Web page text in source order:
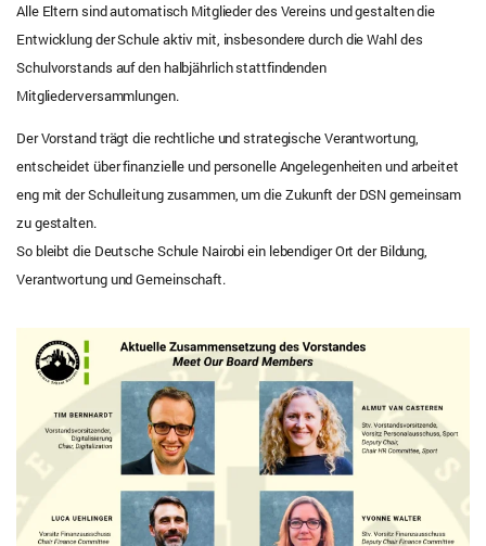
Alle Eltern sind automatisch Mitglieder des Vereins und gestalten die
Entwicklung der Schule aktiv mit, insbesondere durch die Wahl des
Schulvorstands auf den halbjährlich stattfindenden
Mitgliederversammlungen.
Der Vorstand trägt die rechtliche und strategische Verantwortung,
entscheidet über finanzielle und personelle Angelegenheiten und arbeitet
eng mit der Schulleitung zusammen, um die Zukunft der DSN gemeinsam
zu gestalten.
So bleibt die Deutsche Schule Nairobi ein lebendiger Ort der Bildung,
Verantwortung und Gemeinschaft.